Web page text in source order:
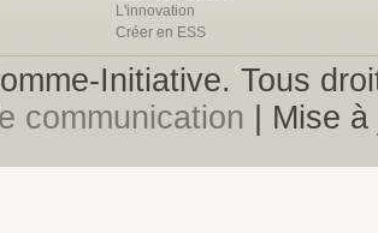
L'innovation
Créer en ESS
Initiative. Tous
communication | Mise